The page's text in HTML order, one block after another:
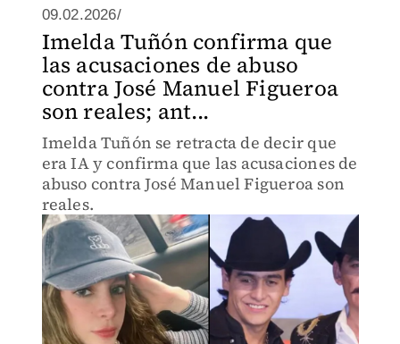
09.02.2026/
Imelda Tuñón confirma que
las acusaciones de abuso
contra José Manuel Figueroa
son reales; ant...
Imelda Tuñón se retracta de decir que
era IA y confirma que las acusaciones de
abuso contra José Manuel Figueroa son
reales.